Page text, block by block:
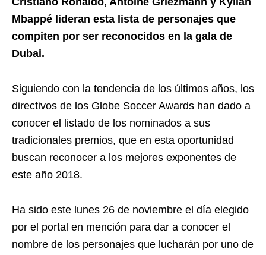
Mbappé lideran esta lista de personajes que
compiten por ser reconocidos en la gala de
Dubai.
Siguiendo con la tendencia de los últimos años, los
directivos de los Globe Soccer Awards han dado a
conocer el listado de los nominados a sus
tradicionales premios, que en esta oportunidad
buscan reconocer a los mejores exponentes de
este año 2018.
Ha sido este lunes 26 de noviembre el día elegido
por el portal en mención para dar a conocer el
nombre de los personajes que lucharán por uno de